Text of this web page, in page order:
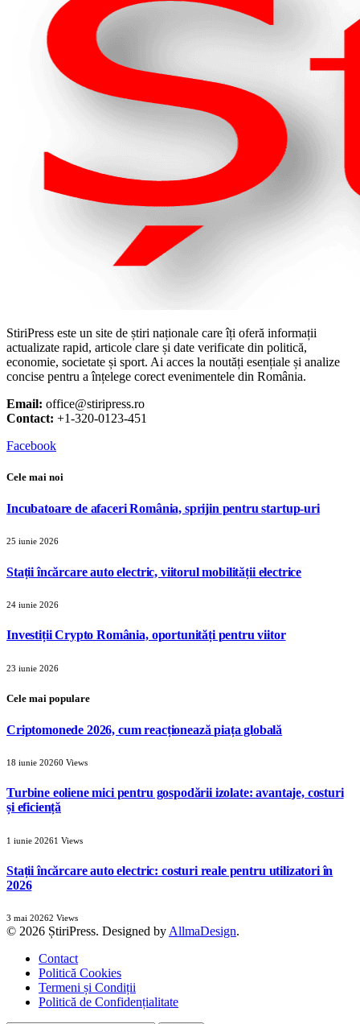
StiriPress este un site de știri naționale care îți oferă informații
actualizate rapid, articole clare și date verificate din politică,
economie, societate și sport. Ai acces la noutăți esențiale și analize
concise pentru a înțelege corect evenimentele din România.
Email: office@stiripress.ro
Contact: +1-320-0123-451
Facebook
Cele mai noi
Incubatoare de afaceri România, sprijin pentru startup-uri
25 iunie 2026
Stații încărcare auto electric, viitorul mobilității electrice
24 iunie 2026
Investiții Crypto România, oportunități pentru viitor
23 iunie 2026
Cele mai populare
Criptomonede 2026, cum reacționează piața globală
18 iunie 20260 Views
Turbine eoliene mici pentru gospodării izolate: avantaje, costuri
și eficiență
1 iunie 20261 Views
Stații încărcare auto electric: costuri reale pentru utilizatori în
2026
3 mai 20262 Views
© 2026 ȘtiriPress. Designed by AllmaDesign.
Contact
Politică Cookies
Termeni și Condiții
Politică de Confidențialitate